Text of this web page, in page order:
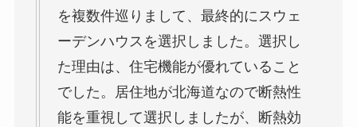
を複数件巡りまして、最終的にスウェ
ーデンハウスを選択しました。選択し
た理由は、住宅機能が優れていること
でした。居住地が北海道なので断熱性
能を重視して選択しましたが、断熱効